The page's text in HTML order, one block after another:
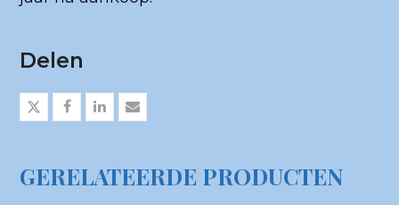
Delen
GERELATEERDE PRODUCTEN